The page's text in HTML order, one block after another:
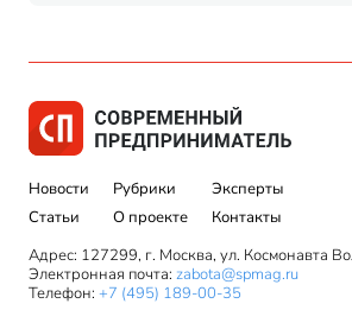
Новости
Статьи
Рубрики
О проекте
Эксперты
Контакты
Адрес: 127299, г. Москва, ул. Космонавта
Электронная почта: zabota@spmag.ru
Телефон: +7 (495) 189-00-35